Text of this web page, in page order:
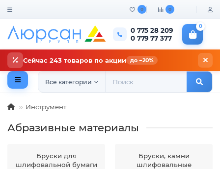
0 0
0 775 28 209
0 779 77 377
0
Сейчас 243 товаров по акции до −20%
Все категории
Инструмент
Абразивные материалы
Бруски для
шлифовальной бумаги
Бруски, камни
шлифовальные